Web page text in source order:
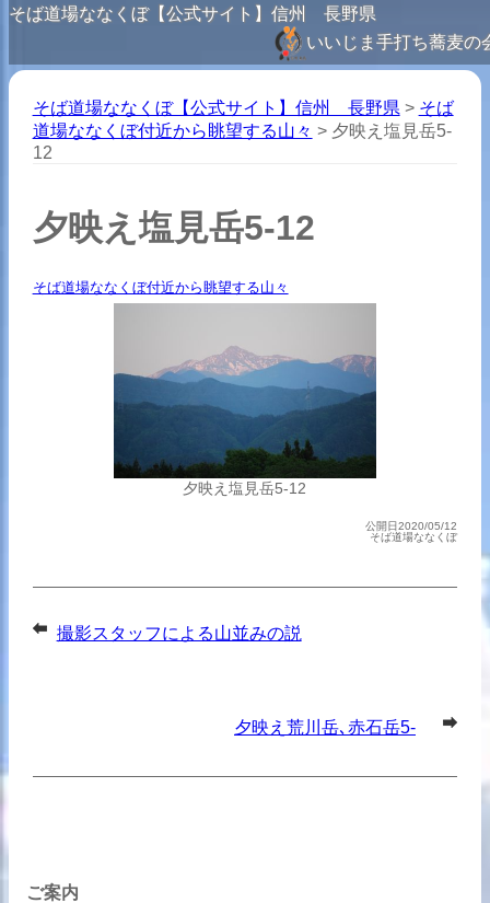
そば道場ななくぼ【公式サイト】信州 長野県
いいじま手打ち蕎麦の
そば道場ななくぼ【公式サイト】信州 長野県 > そば
道場ななくぼ付近から眺望する山々 > 夕映え塩見岳5-
12
夕映え塩見岳5-12
そば道場ななくぼ付近から眺望する山々
夕映え塩見岳5-12
公開日2020/05/12
そば道場ななくぼ
撮影スタッフによる山並みの説
夕映え荒川岳､赤石岳5-
ご案内